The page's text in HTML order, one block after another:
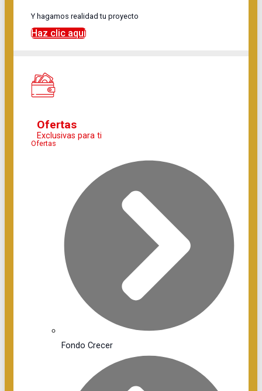
Y hagamos realidad tu proyecto
Haz clic aquí
Ofertas
Exclusivas para ti
Ofertas
Fondo Crecer